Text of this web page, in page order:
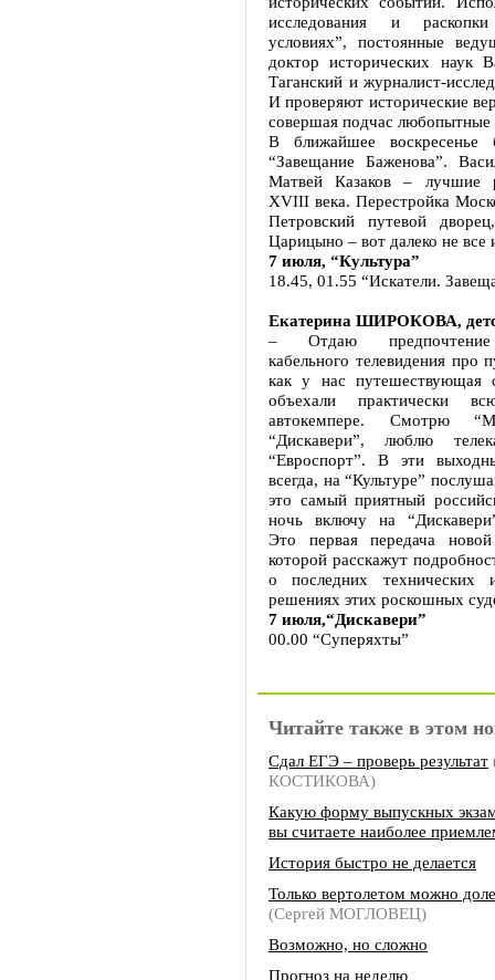
исследования и
условиях”, постоянные
доктор исторических наук
Таганский и журналист-
И проверяют исторические
совершая подчас любопытные
В ближайшее воскресенье
“Завещание Баженова”.
Матвей Казаков – лучшие
XVIII века. Перестройка
Петровский путевой
Царицыно – вот далеко не все
7 июля, “Культура”
18.45, 01.55 “Искатели.
Екатерина ШИРОКОВА,
– Отдаю
кабельного телевидения про
как у нас
объехали практически
автокемпере. Смотрю
“Дискавери”, люблю
“Евроспорт”. В эти
всегда, на “Культуре”
это самый приятный
ночь включу на
Это первая передача
которой расскажут
о последних технических
решениях этих роскошных
7 июля,“Дискавери”
00.00 “Суперяхты”
Читайте также в этом
Сдал ЕГЭ – проверь результат
КОСТИКОВА)
Какую форму выпускных
вы считаете наиболее
История быстро не делается
Только вертолетом можно
(Сергей МОГЛОВЕЦ)
Возможно, но сложно
Прогноз на неделю